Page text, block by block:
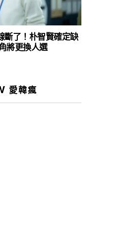
斷了！朴智賢確定缺
將更換人選
愛韓瘋